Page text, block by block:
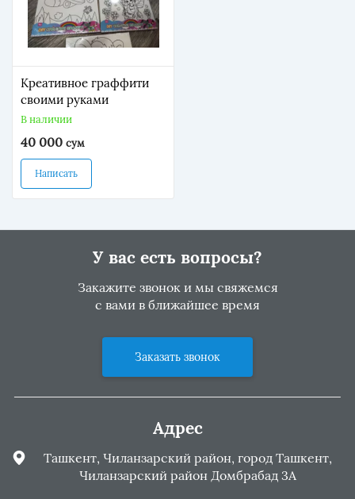
Креативное граффити
своими руками
В наличии
40 000 сум
Написать
У вас есть вопросы?
Закажите звонок и мы свяжемся
с вами в ближайшее время
Заказать звонок
Адрес
Ташкент, Чиланзарский район, город Ташкент,
Чиланзарский район Домбрабад 3А